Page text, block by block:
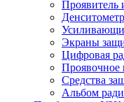
Проявитель
Экраны
Цифровая
Проявочное
Средства
Альбом